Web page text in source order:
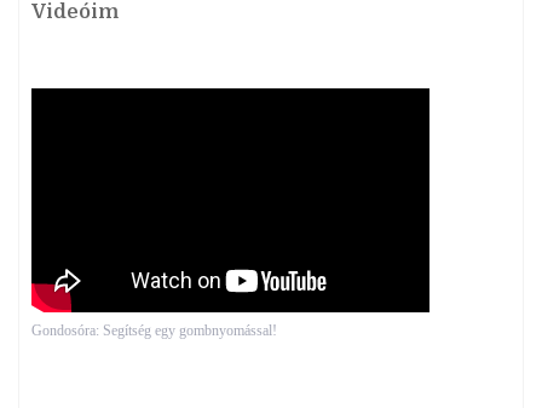
Videóim
Gondosóra: Segítség egy gombnyomással!